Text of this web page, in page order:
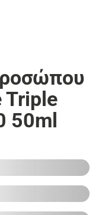
Triple
50ml